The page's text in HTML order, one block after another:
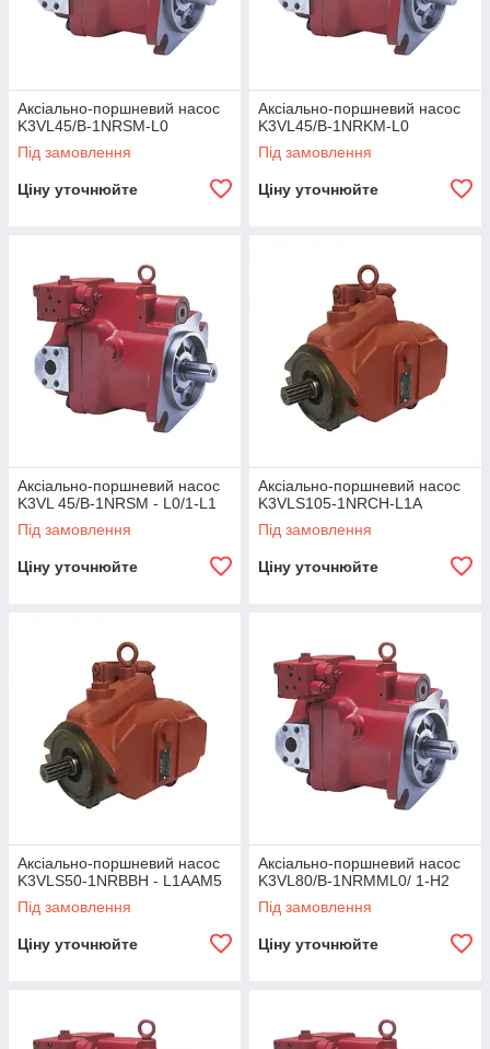
Аксіально-поршневий насос
K3VL45/B-1NRSM-L0
Під замовлення
Ціну уточнюйте
Аксіально-поршневий насос
K3VL45/B-1NRKM-L0
Під замовлення
Ціну уточнюйте
Аксіально-поршневий насос
K3VL 45/B-1NRSM - L0/1-L1
Під замовлення
Ціну уточнюйте
Аксіально-поршневий насос
K3VLS105-1NRCH-L1A
Під замовлення
Ціну уточнюйте
Аксіально-поршневий насос
K3VLS50-1NRBBH - L1AAM5
Під замовлення
Ціну уточнюйте
Аксіально-поршневий насос
K3VL80/B-1NRMML0/ 1-H2
Під замовлення
Ціну уточнюйте